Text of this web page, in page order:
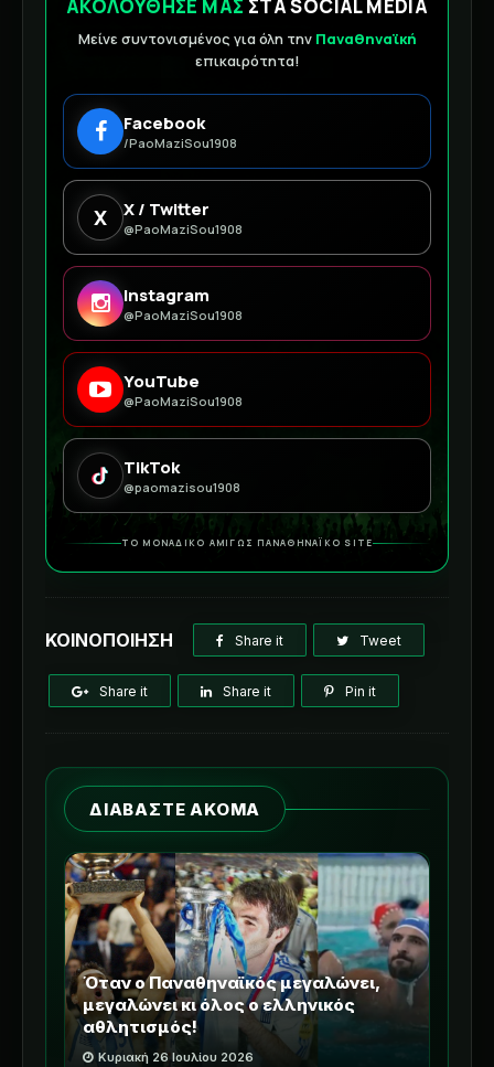
ΑΚΟΛΟΥΘΗΣΕ ΜΑΣ ΣΤΑ SOCIAL MEDIA
Μείνε συντονισμένος για όλη την Παναθηναϊκή
επικαιρότητα!
Facebook
/PaoMaziSou1908
X X / Twitter
@PaoMaziSou1908
Instagram
@PaoMaziSou1908
YouTube
@PaoMaziSou1908
TikTok
@paomazisou1908
ΤΟ ΜΟΝΑΔΙΚΟ ΑΜΙΓΩΣ ΠΑΝΑΘΗΝΑΪΚΟ SITE
ΚΟΙΝΟΠΟΙΗΣΗ Share it Tweet
Share it Share it Pin it
ΔΙΑΒΑΣΤΕ ΑΚΟΜΑ
Όταν ο Παναθηναϊκός μεγαλώνει,
μεγαλώνει κι όλος ο ελληνικός
αθλητισμός!
Κυριακή 26 Ιουλίου 2026